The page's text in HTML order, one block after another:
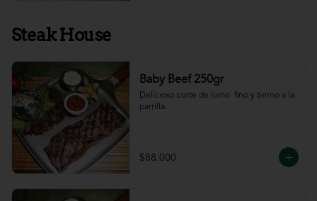
Steak House
Baby Beef 250gr
Delicioso corte de lomo  fino y tierno a la
parrilla.
$88.000